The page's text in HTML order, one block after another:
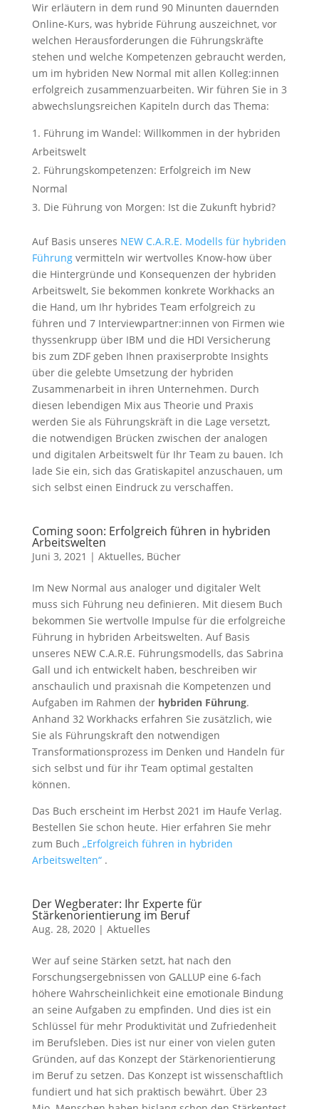
Wir erläutern in dem rund 90 Minunten dauernden
Online-Kurs, was hybride Führung auszeichnet, vor
welchen Herausforderungen die Führungskräfte
stehen und welche Kompetenzen gebraucht werden,
um im hybriden New Normal mit allen Kolleg:innen
erfolgreich zusammenzuarbeiten. Wir führen Sie in 3
abwechslungsreichen Kapiteln durch das Thema:
Führung im Wandel: Willkommen in der hybriden
Arbeitswelt
Führungskompetenzen: Erfolgreich im New
Normal
Die Führung von Morgen: Ist die Zukunft hybrid?
Auf Basis unseres NEW C.A.R.E. Modells für hybriden
Führungvermitteln wir wertvolles Know-how über
die Hintergründe und Konsequenzen der hybriden
Arbeitswelt, Sie bekommen konkrete Workhacks an
die Hand, um Ihr hybrides Team erfolgreich zu
führen und 7 Interviewpartner:innen von Firmen wie
thyssenkrupp über IBM und die HDI Versicherung
bis zum ZDF geben Ihnen praxiserprobte Insights
über die gelebte Umsetzung der hybriden
Zusammenarbeit in ihren Unternehmen. Durch
diesen lebendigen Mix aus Theorie und Praxis
werden Sie als Führungskräft in die Lage versetzt,
die notwendigen Brücken zwischen der analogen
und digitalen Arbeitswelt für Ihr Team zu bauen. Ich
lade Sie ein, sich das Gratiskapitel anzuschauen, um
sich selbst einen Eindruck zu verschaffen.
Coming soon: Erfolgreich führen in hybriden
Arbeitswelten
Juni 3, 2021 | Aktuelles, Bücher
Im New Normal aus analoger und digitaler Welt
muss sich Führung neu definieren. Mit diesem Buch
bekommen Sie wertvolle Impulse für die erfolgreiche
Führung in hybriden Arbeitswelten. Auf Basis
unseres NEW C.A.R.E. Führungsmodells, das Sabrina
Gall und ich entwickelt haben, beschreiben wir
anschaulich und praxisnah die Kompetenzen und
Aufgaben im Rahmen der hybriden Führung.
Anhand 32 Workhacks erfahren Sie zusätzlich, wie
Sie als Führungskraft den notwendigen
Transformationsprozess im Denken und Handeln für
sich selbst und für ihr Team optimal gestalten
können.
Das Buch erscheint im Herbst 2021 im Haufe Verlag.
Bestellen Sie schon heute. Hier erfahren Sie mehr
zum Buch „Erfolgreich führen in hybriden
Arbeitswelten“.
Der Wegberater: Ihr Experte für
Stärkenorientierung im Beruf
Aug. 28, 2020| Aktuelles
Wer auf seine Stärken setzt, hat nach den
Forschungsergebnissen von GALLUP eine 6-fach
höhere Wahrscheinlichkeit eine emotionale Bindung
an seine Aufgaben zu empfinden. Und dies ist ein
Schlüssel für mehr Produktivität und Zufriedenheit
im Berufsleben. Dies ist nur einer von vielen guten
Gründen, auf das Konzept der Stärkenorientierung
im Beruf zu setzen. Das Konzept ist wissenschaftlich
fundiert und hat sich praktisch bewährt. Über 23